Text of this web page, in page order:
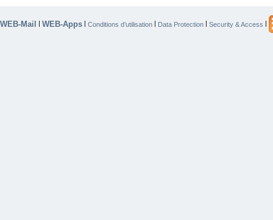
WEB-Mail | WEB-Apps | Conditions d’utilisation | Data Protection | Security & Access |